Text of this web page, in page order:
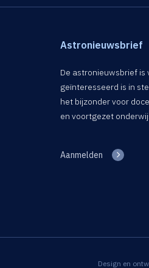
Astronieuwsbrief
De astronieuwsbrief is
geïnteresseerd is in
het bijzonder voor
en voortgezet
Aanmelden
Design en